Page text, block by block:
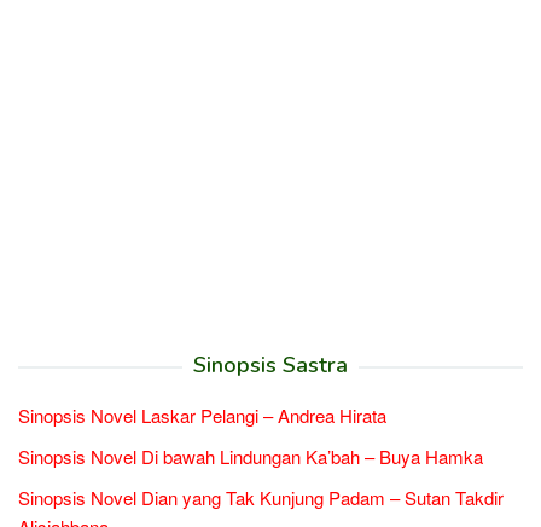
Sinopsis Sastra
Sinopsis Novel Laskar Pelangi – Andrea Hirata
Sinopsis Novel Di bawah Lindungan Ka’bah – Buya Hamka
Sinopsis Novel Dian yang Tak Kunjung Padam – Sutan Takdir